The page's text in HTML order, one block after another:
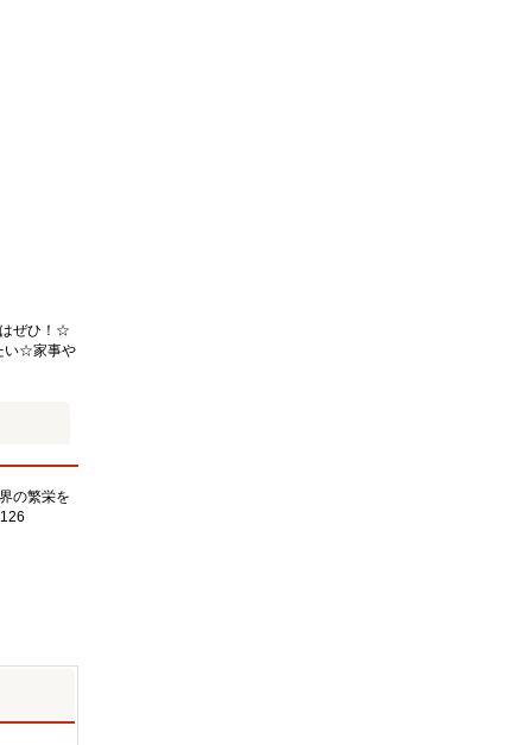
ぜひ！☆
い☆家事や
の繁栄を